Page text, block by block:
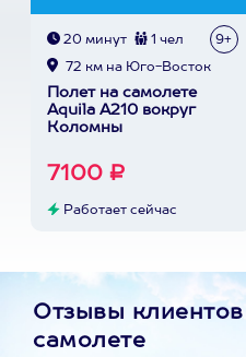
20 минут 1 чел 9+
72 км на Юго-Восток
Полет на самолете
Aquila A210 вокруг
Коломны
7100 ₽
Работает сейчас
Отзывы
самолете